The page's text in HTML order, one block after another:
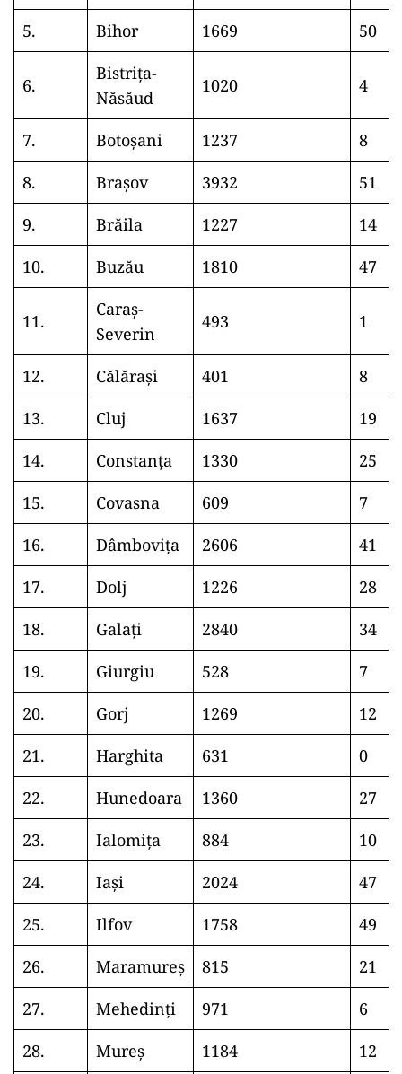
5.
Bihor 1669 50
6.
Bistrița-
Năsăud
1020 4
7. Botoșani 1237
8
8.
Brașov 3932
51
9.
Brăila 1227
14
10.
Buzău 1810 47
11.
Caraș-
Severin
493 1
12. Călărași 401
8
13.
Cluj 1637
19
14.
Constanța 1330
25
15.
Covasna 609
7
16.
Dâmbovița 2606
41
17.
Dolj 1226
28
18.
Galați 2840
34
19.
Giurgiu 528
7
20.
Gorj 1269
12
21.
Harghita 631
0
22.
Hunedoara 1360
27
23.
Ialomița 884
10
24.
Iași 2024
47
25.
Ilfov 1758
49
26.
Maramureș 815
21
27.
Mehedinți 971
6
28.
Mureș 1184 12